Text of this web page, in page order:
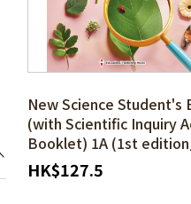
New Science Student's
(with Scientific Inquiry
Booklet) 1A (1st
HK$127.5